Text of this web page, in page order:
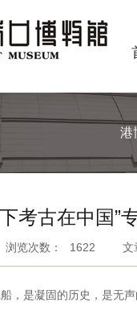
港
考古在中国”
浏览次数： 1622 文
是凝固的历史，是无声